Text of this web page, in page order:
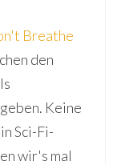
Breathe
den
Keine
Sci-Fi-
wir's mal